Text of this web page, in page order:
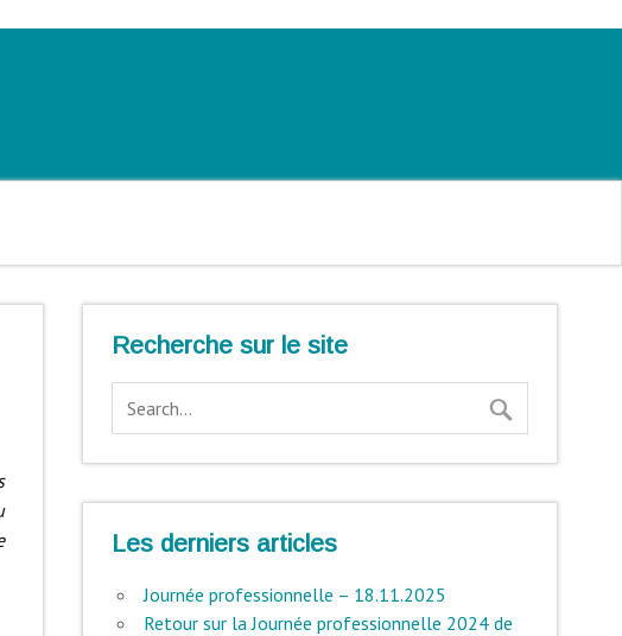
Recherche sur le site
Les derniers articles
Journée professionnelle – 18.11.2025
Retour sur la Journée professionnelle 2024 de